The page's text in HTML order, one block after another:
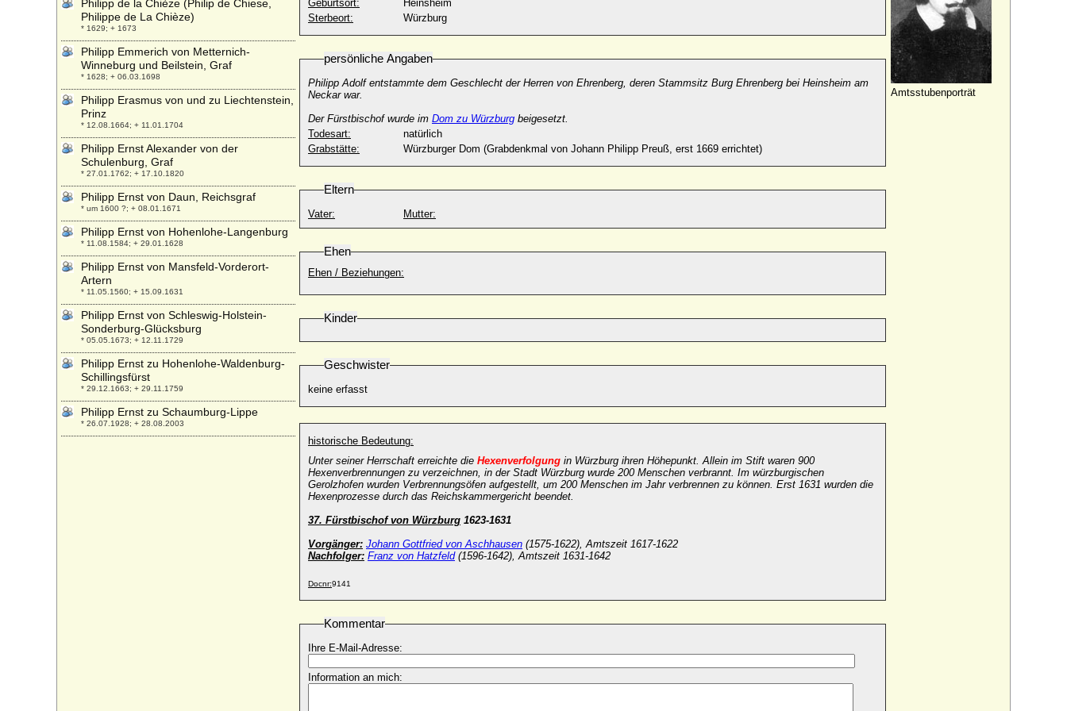
Geburtsort:
Heinsheim
Sterbeort:
Würzburg
persönliche Angaben
Philipp Adolf entstammte dem Geschlecht der Herren von Ehrenberg, deren Stammsitz Burg Ehrenberg bei Heinsheim am
Neckar war.
Der Fürstbischof wurde im Dom zu Würzburg beigesetzt.
Todesart:
natürlich
Grabstätte:
Würzburger Dom (Grabdenkmal von Johann Philipp Preuß, erst 1669 errichtet)
Eltern
Vater: Mutter:
Ehen
Ehen / Beziehungen:
Kinder
Geschwister
keine erfasst
historische Bedeutung:
Unter seiner Herrschaft erreichte die Hexenverfolgung in Würzburg ihren Höhepunkt. Allein im Stift waren 900
Hexenverbrennungen zu verzeichnen, in der Stadt Würzburg wurde 200 Menschen verbrannt. Im würzburgischen
Gerolzhofen wurden Verbrennungsöfen aufgestellt, um 200 Menschen im Jahr verbrennen zu können. Erst 1631 wurden die
Hexenprozesse durch das Reichskammergericht beendet.
37. Fürstbischof von Würzburg 1623-1631
Vorgänger: Johann Gottfried von Aschhausen (1575-1622), Amtszeit 1617-1622
Nachfolger: Franz von Hatzfeld(1596-1642), Amtszeit 1631-1642
Docnr:9141
Kommentar
Ihre E-Mail-Adresse:
Information an mich:
Amtsstubenporträt
Philipp de la Chièze (Philip de Chiese,
Philippe de La Chièze)
* 1629; + 1673
Philipp Emmerich von Metternich-
Winneburg und Beilstein, Graf
* 1628; + 06.03.1698
Philipp Erasmus von und zu Liechtenstein,
Prinz
* 12.08.1664; + 11.01.1704
Philipp Ernst Alexander von der
Schulenburg, Graf
* 27.01.1762; + 17.10.1820
Philipp Ernst von Daun, Reichsgraf
* um 1600 ?; + 08.01.1671
Philipp Ernst von Hohenlohe-Langenburg
* 11.08.1584; + 29.01.1628
Philipp Ernst von Mansfeld-Vorderort-
Artern
* 11.05.1560; + 15.09.1631
Philipp Ernst von Schleswig-Holstein-
Sonderburg-Glücksburg
* 05.05.1673; + 12.11.1729
Philipp Ernst zu Hohenlohe-Waldenburg-
Schillingsfürst
* 29.12.1663; + 29.11.1759
Philipp Ernst zu Schaumburg-Lippe
* 26.07.1928; + 28.08.2003